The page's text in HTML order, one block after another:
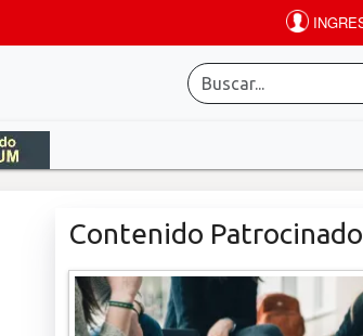
Contenido Patrocinado